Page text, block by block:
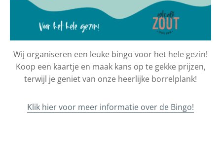
Wij organiseren een leuke bingo voor het hele gezin!
Koop een kaartje en maak kans op te gekke prijzen,
terwijl je geniet van onze heerlijke borrelplank!
Klik hier voor meer informatie over de Bingo!